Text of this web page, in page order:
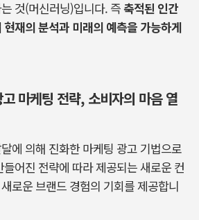
것(머신러닝)입니다. 즉축적된 인간
재의 분석과 미래의 예측을 가능하게
마케팅 전략, 소비자의 마음 열
에 의해 진화한 마케팅 광고 기법으로
어진 전략에 따라 제공되는 새로운 컨
로운 브랜드 경험의 기회를 제공합니